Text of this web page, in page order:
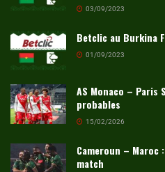
03/09/2023
Betclic au Burkina
01/09/2023
AS Monaco – Paris
probables
15/02/2026
Cameroun –
match